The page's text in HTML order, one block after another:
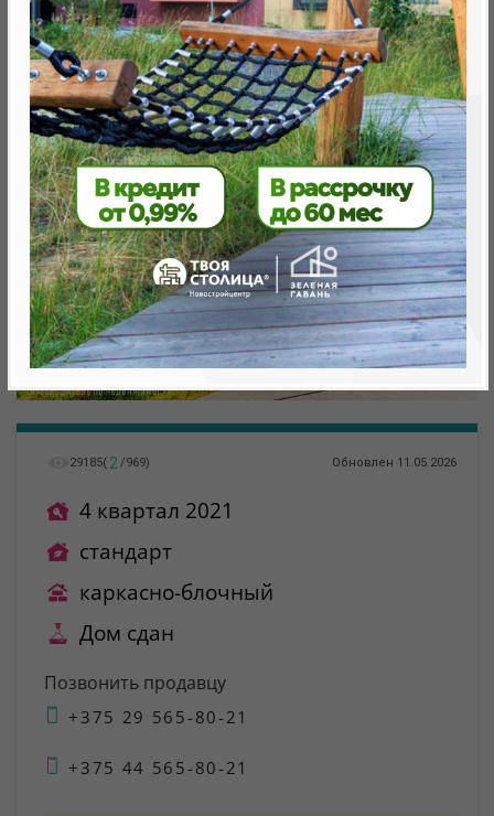
Минск, Октябрьский, ул. Н.Теслы
метро «Ковальская Слобода», 566 м
29185( 2 /969) Обновлен 11.05.2026
4 квартал 2021
стандарт
каркасно-блочный
Дом сдан
Позвонить продавцу
+375 29 565-80-21
+375 44 565-80-21